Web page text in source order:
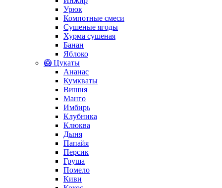
Урюк
Компотные смеси
Сушеные ягоды
Хурма сушеная
Банан
Яблоко
🥝 Цукаты
Ананас
Кумкваты
Вишня
Манго
Имбирь
Клубника
Клюква
Дыня
Папайя
Персик
Груша
Помело
Киви